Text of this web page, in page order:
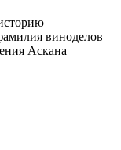
виноделов
Аскана